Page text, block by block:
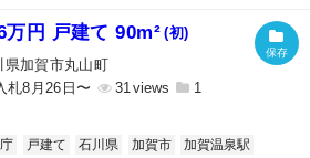
万円 戸建て 90m² (初)
県加賀市丸山町
札8月26日〜
31 1
戸建て 石川県 加賀市
加賀温泉駅